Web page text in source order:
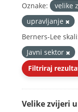
Oznake: velike
upravljanje
Berners-Lee
Javni sektor
Filtriraj
Velike zvijeri